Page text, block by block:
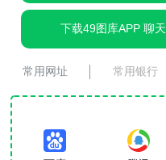
下载49图库APP 聊
常用网址 常用银行